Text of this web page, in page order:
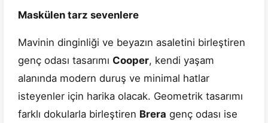
Maskülen tarz sevenlere
Mavinin dinginliği ve beyazın asaletini birleştiren
genç odası tasarımı Cooper, kendi yaşam
alanında modern duruş ve minimal hatlar
isteyenler için harika olacak. Geometrik tasarımı
farklı dokularla birleştiren Brera genç odası ise